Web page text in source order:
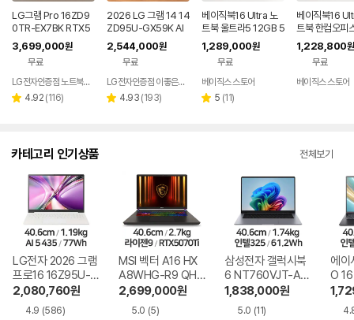
LG그램 Pro 16ZD9
0TR-EX7BK RTX5
050 32GB 디자인 노
트북
3,699,000원
무료
LG전자인증점 노트북랜드
별 4.92 리
(116)
2026 LG 그램 14 14
ZD95U-GX59K AI
노트북 AMD 라이젠5
32GB 초경량
2,544,000원
무료
LG전자인증점 이좋은세상
별 4.93 리
(193)
베이직북16 Ultra 노
트북 울트라5 12GB 5
12GB 윈도우11 사무
용 업무용 게이밍
1,289,000원
무료
베이직스 스토어
별 5 리
(11)
베이직북16
트북 한컴오피
울트라5 사무
용 게이밍
1,228,800원
무료
베이직스 스토어
카테고리 인기상품 전체보기
LG전자 2026 그램
프로16 16Z95U-G
S5WK
2,080,760원
4.9 (586)
MSI 벡터 A16 HX
A8WHG-R9 QHD
+
2,699,000원
5.0 (5)
삼성전자 갤럭시북
6 NT760VJT-A51
A
1,838,000원
5.0 (11)
에이
O
1-